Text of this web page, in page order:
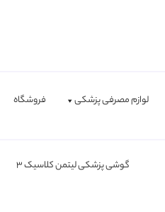
لوازم مصرفی پزشکی فروشگاه
گوشی پزشکی لیتمن کلاسیک ۳